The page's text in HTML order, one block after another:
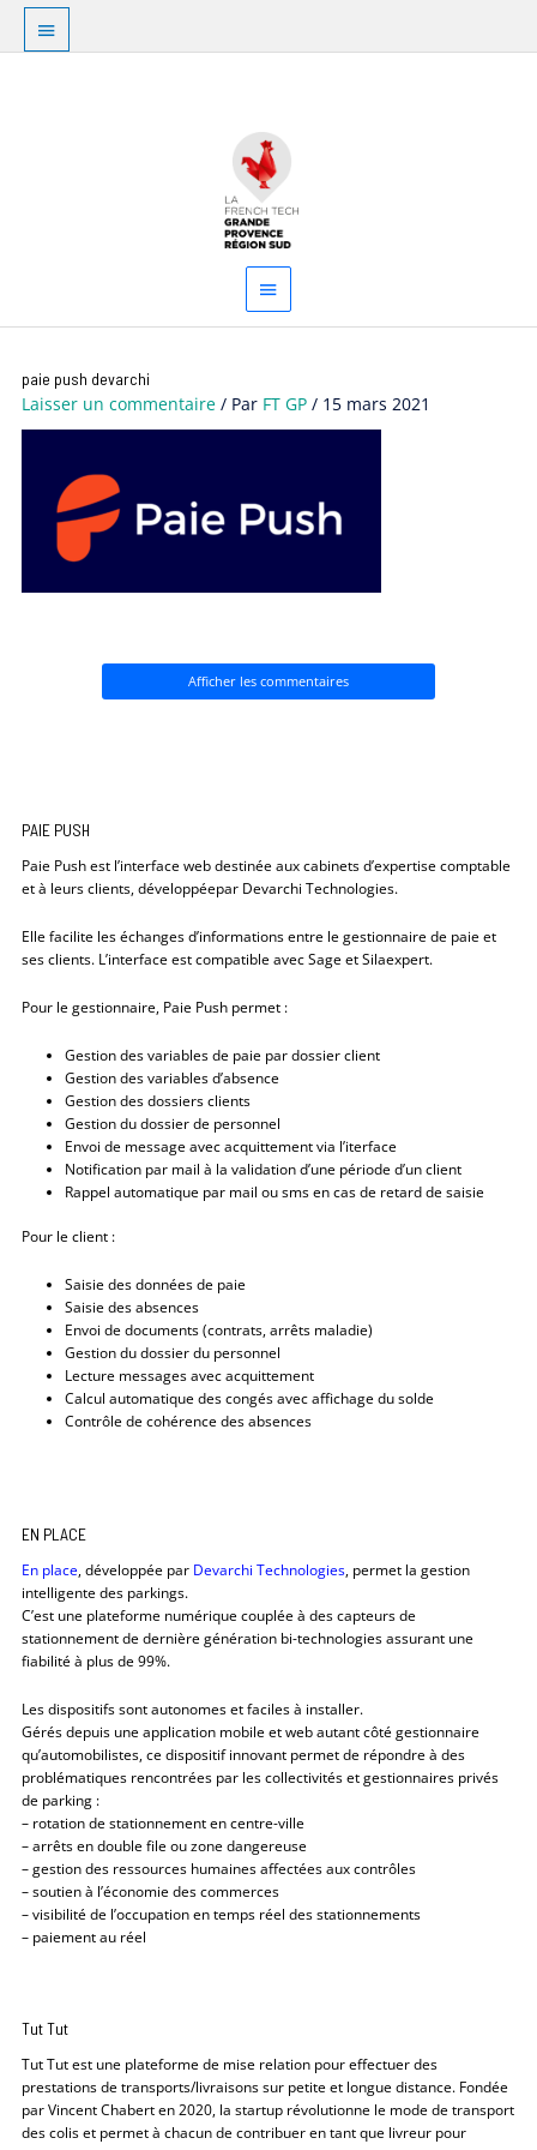
Aller
contenu
Au
dessus
principal
paie push devarchi
Laisser un commentaire / Par FT GP/ 15 mars 2021
Afficher les commentaires
PAIE PUSH
Paie Push est l’interface web destinée aux cabinets d’expertise comptable
et à leurs clients, développéepar Devarchi Technologies.
Elle facilite les échanges d’informations entre le gestionnaire de paie et
ses clients. L’interface est compatible avec Sage et Silaexpert.
Pour le gestionnaire, Paie Push permet :
Gestion des variables de paie par dossier client
Gestion des variables d’absence
Gestion des dossiers clients
Gestion du dossier de personnel
Envoi de message avec acquittement via l’iterface
Notification par mail à la validation d’une période d’un client
Rappel automatique par mail ou sms en cas de retard de saisie
Pour le client :
Saisie des données de paie
Saisie des absences
Envoi de documents (contrats, arrêts maladie)
Gestion du dossier du personnel
Lecture messages avec acquittement
Calcul automatique des congés avec affichage du solde
Contrôle de cohérence des absences
EN PLACE
En place , développée par Devarchi Technologies , permet la gestion
intelligente des parkings.
C’est une plateforme numérique couplée à des capteurs de
stationnement de dernière génération bi-technologies assurant une
fiabilité à plus de 99%.
Les dispositifs sont autonomes et faciles à installer.
Gérés depuis une application mobile et web autant côté gestionnaire
qu’automobilistes, ce dispositif innovant permet de répondre à des
problématiques rencontrées par les collectivités et gestionnaires privés
de parking :
– rotation de stationnement en centre-ville
– arrêts en double file ou zone dangereuse
– gestion des ressources humaines affectées aux contrôles
– soutien à l’économie des commerces
– visibilité de l’occupation en temps réel des stationnements
– paiement au réel
Tut Tut
Tut Tut est une plateforme de mise relation pour effectuer des
prestations de transports/livraisons sur petite et longue distance. Fondée
par Vincent Chabert en 2020, la startup révolutionne le mode de transport
des colis et permet à chacun de contribuer en tant que livreur pour
des
articles